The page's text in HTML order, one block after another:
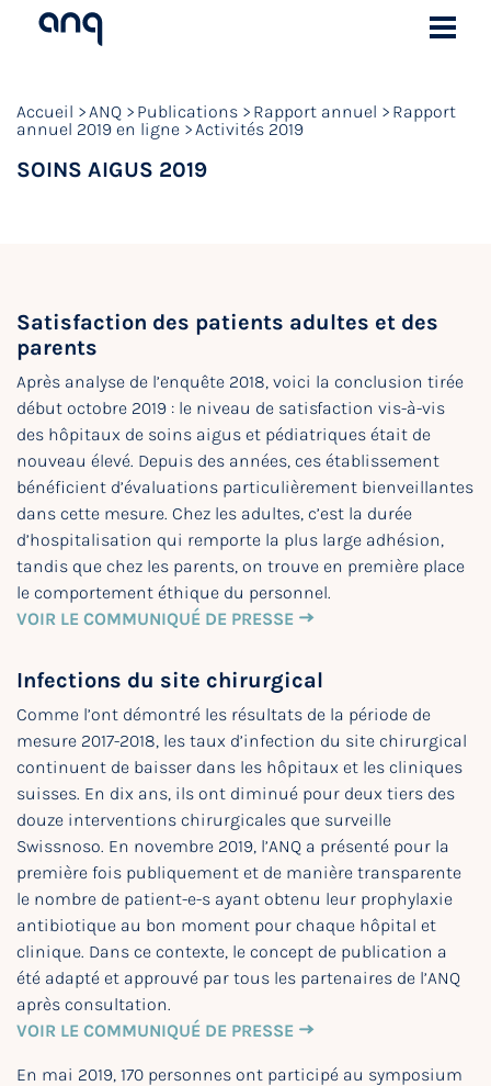
Accueil ANQ Publications Rapport annuel
Rapport
annuel 2019 en ligne
Activités 2019
SOINS AIGUS 2019
Satisfaction des patients adultes et des
parents
Après analyse de l’enquête 2018, voici la conclusion tirée
début octobre 2019 : le niveau de satisfaction vis-à-vis
des hôpitaux de soins aigus et pédiatriques était de
nouveau élevé. Depuis des années, ces établissement
bénéficient d’évaluations particulièrement bienveillantes
dans cette mesure. Chez les adultes, c’est la durée
d’hospitalisation qui remporte la plus large adhésion,
tandis que chez les parents, on trouve en première place
le comportement éthique du personnel.
VOIR LE COMMUNIQUÉ DE PRESSE
Infections du site chirurgical
Comme l’ont démontré les résultats de la période de
mesure 2017-2018, les taux d’infection du site chirurgical
continuent de baisser dans les hôpitaux et les cliniques
suisses. En dix ans, ils ont diminué pour deux tiers des
douze interventions chirurgicales que surveille
Swissnoso. En novembre 2019, l’ANQ a présenté pour la
première fois publiquement et de manière transparente
le nombre de patient-e-s ayant obtenu leur prophylaxie
antibiotique au bon moment pour chaque hôpital et
clinique. Dans ce contexte, le concept de publication a
été adapté et approuvé par tous les partenaires de l’ANQ
après consultation.
VOIR LE COMMUNIQUÉ DE PRESSE
En mai 2019, 170 personnes ont participé au symposium